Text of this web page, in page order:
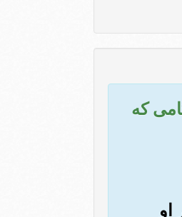
که
او